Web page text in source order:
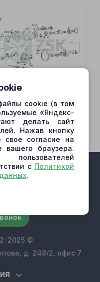
MVB5
10-30
2025 ©
д. 248/2, офис 7
cookie (в том
«Яндекс-
делать сайт
Нажав кнопку
согласие на
вашего браузера.
с Политикой
.